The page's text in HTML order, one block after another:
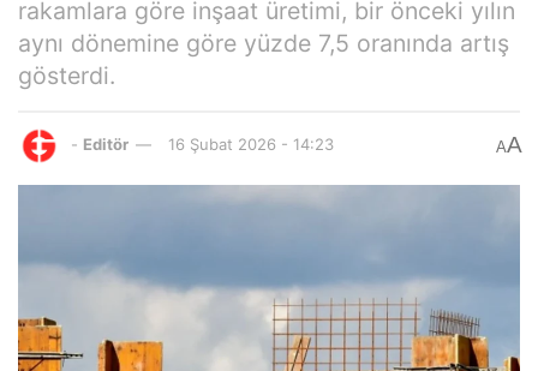
rakamlara göre inşaat üretimi, bir önceki yılın
aynı dönemine göre yüzde 7,5 oranında artış
gösterdi.
- Editör 16 Şubat 2026 - 14:23 AA